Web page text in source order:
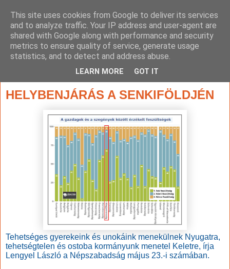
HELYBENJÁRÁS A SENKIFÖLDJÉN
Tehetséges gyerekeink és unokáink menekülnek Nyugatra,
tehetségtelen és ostoba kormányunk menetel Keletre, írja
Lengyel László a Népszabadság május 23.-i számában.
This site uses cookies from Google to deliver its services
and to analyze traffic. Your IP address and user-agent are
shared with Google along with performance and security
metrics to ensure quality of service, generate usage
statistics, and to detect and address abuse.
LEARN MORE GOT IT